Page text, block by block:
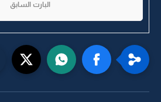
البارت السابق